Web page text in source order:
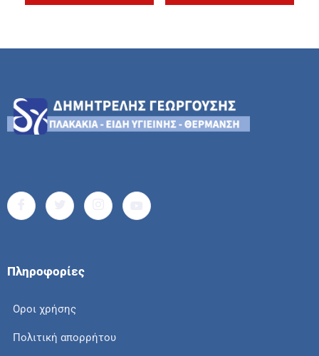
Πληροφορίες
Οροι χρήσης
Πολιτική απορρήτου